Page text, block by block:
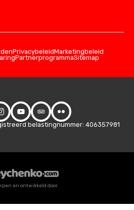
PrivacybeleidMarketingbeleid
PartnerprogrammaSitemap
belastingnummer: 406357981
en ontwikkeld door